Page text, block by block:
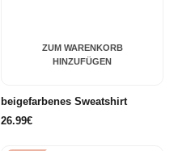
ZUM WARENKORB
HINZUFÜGEN
beigefarbenes Sweatshirt
26.99€